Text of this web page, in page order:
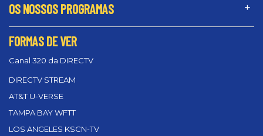
OS NOSSOS PROGRAMAS
FORMAS DE VER
Canal 320 da DIRECTV
DIRECTV STREAM
AT&T U-VERSE
TAMPA BAY WFTT
LOS ANGELES KSCN-TV